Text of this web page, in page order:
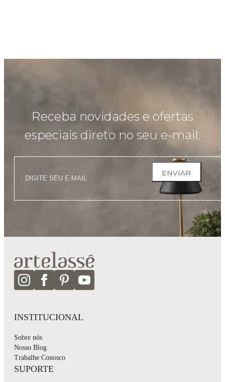
Receba novidades e ofertas
especiais direto no seu e-mail.
ENVIAR
INSTITUCIONAL
Sobre nós
Nosso Blog
Trabalhe Conosco
SUPORTE